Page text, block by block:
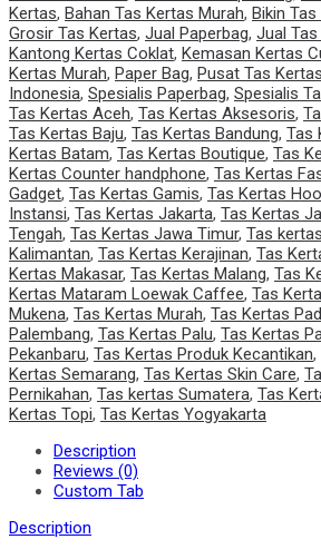
Kertas, Bahan Tas Kertas Murah, Bikin
Grosir Tas Kertas, Jual Paperbag, Jual
Kantong Kertas Coklat, Kemasan Kertas
Kertas Murah, Paper Bag, Pusat Tas Kertas
Indonesia, Spesialis Paperbag, Spesialis
Tas Kertas Aceh, Tas Kertas Aksesoris,
Tas Kertas Baju, Tas Kertas Bandung, Tas
Kertas Batam, Tas Kertas Boutique, Tas
Kertas Counter handphone, Tas Kertas
Gadget, Tas Kertas Gamis, Tas Kertas
Instansi, Tas Kertas Jakarta, Tas Kertas
Tengah, Tas Kertas Jawa Timur, Tas
Kalimantan, Tas Kertas Kerajinan, Tas
Kertas Makasar, Tas Kertas Malang, Tas
Kertas Mataram Loewak Caffee, Tas
Mukena, Tas Kertas Murah, Tas Kertas
Palembang, Tas Kertas Palu, Tas Kertas
Pekanbaru, Tas Kertas Produk Kecantikan,
Kertas Semarang, Tas Kertas Skin Care,
Pernikahan, Tas kertas Sumatera, Tas
Kertas Topi, Tas Kertas Yogyakarta
Description
Reviews (0)
Custom Tab
Description